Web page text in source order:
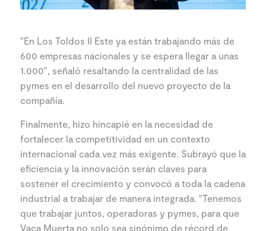
"En Los Toldos II Este ya están trabajando más de
600 empresas nacionales y se espera llegar a unas
1.000", señaló resaltando la centralidad de las
pymes en el desarrollo del nuevo proyecto de la
compañía.
Finalmente, hizo hincapié en la necesidad de
fortalecer la competitividad en un contexto
internacional cada vez más exigente. Subrayó que la
eficiencia y la innovación serán claves para
sostener el crecimiento y convocó a toda la cadena
industrial a trabajar de manera integrada. "Tenemos
que trabajar juntos, operadoras y pymes, para que
Vaca Muerta no solo sea sinónimo de récord de